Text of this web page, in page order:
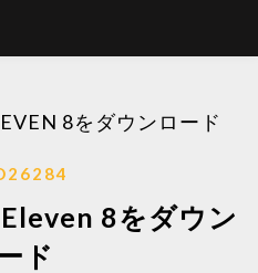
8をダウンロード
8をダウン
ド